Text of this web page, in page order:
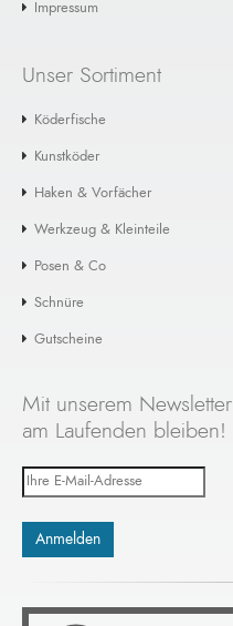
Impressum
Unser Sortiment
Köderfische
Kunstköder
Haken & Vorfächer
Werkzeug & Kleinteile
Posen & Co
Schnüre
Gutscheine
Mit unserem Newsletter
am Laufenden bleiben!